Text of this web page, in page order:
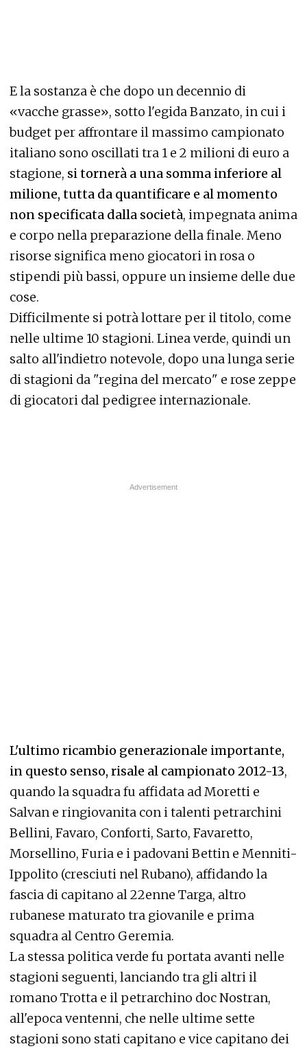
E la sostanza è che dopo un decennio di
«vacche grasse», sotto l'egida Banzato, in cui i
budget per affrontare il massimo campionato
italiano sono oscillati tra 1 e 2 milioni di euro a
stagione, si tornerà a una somma inferiore al
milione, tutta da quantificare e al momento
non specificata dalla società, impegnata anima
e corpo nella preparazione della finale. Meno
risorse significa meno giocatori in rosa o
stipendi più bassi, oppure un insieme delle due
cose.
Difficilmente si potrà lottare per il titolo, come
nelle ultime 10 stagioni. Linea verde, quindi un
salto all'indietro notevole, dopo una lunga serie
di stagioni da "regina del mercato" e rose zeppe
di giocatori dal pedigree internazionale.
L'ultimo ricambio generazionale importante,
in questo senso, risale al campionato 2012-13,
quando la squadra fu affidata ad Moretti e
Salvan e ringiovanita con i talenti petrarchini
Bellini, Favaro, Conforti, Sarto, Favaretto,
Morsellino, Furia e i padovani Bettin e Menniti-
Ippolito (cresciuti nel Rubano), affidando la
fascia di capitano al 22enne Targa, altro
rubanese maturato tra giovanile e prima
squadra al Centro Geremia.
La stessa politica verde fu portata avanti nelle
stagioni seguenti, lanciando tra gli altri il
romano Trotta e il petrarchino doc Nostran,
all'epoca ventenni, che nelle ultime sette
stagioni sono stati capitano e vice capitano dei